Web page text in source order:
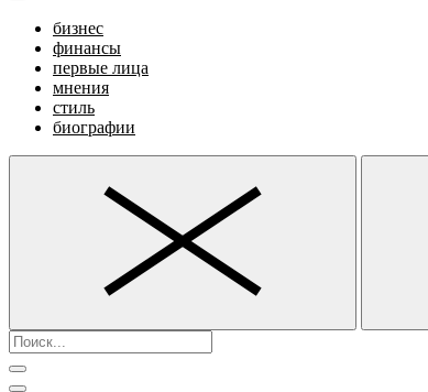
бизнес
финансы
первые лица
мнения
стиль
биографии